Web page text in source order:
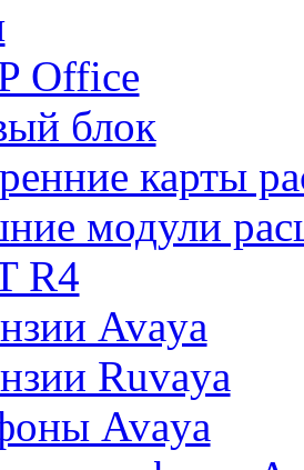
Office
блок
карты
модули
R4
Avaya
Ruvaya
Avaya